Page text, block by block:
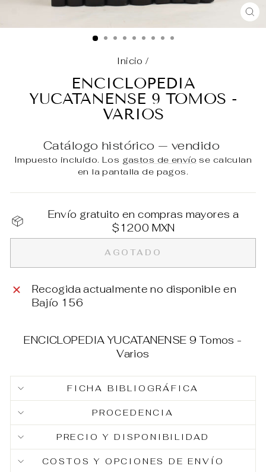
Inicio /
ENCICLOPEDIA
YUCATANENSE 9 TOMOS -
VARIOS
Catálogo histórico — vendido
Impuesto incluido. Los gastos de envío se calculan
en la pantalla de pagos.
Envío gratuito en compras mayores a
$1200 MXN
AGOTADO
Recogida actualmente no disponible en
Bajío 156
ENCICLOPEDIA YUCATANENSE 9 Tomos -
Varios
FICHA BIBLIOGRÁFICA
PROCEDENCIA
PRECIO Y DISPONIBILIDAD
COSTOS Y OPCIONES DE ENVÍO